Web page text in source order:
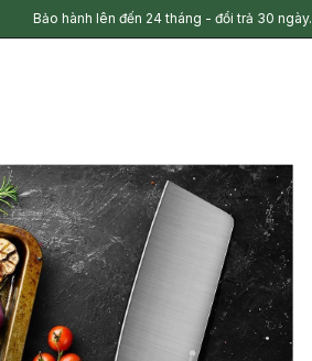
Bảo hành lên đến 24 tháng - đổi trả 30 ngày.